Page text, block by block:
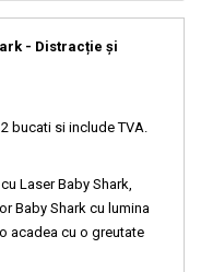
- Distracție și
bucati si include TVA.
Laser Baby Shark,
Baby Shark cu lumina
acadea cu o greutate